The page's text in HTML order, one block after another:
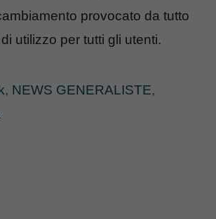
provocato da tutto
utilizzo per tutti gli utenti.
, NEWS GENERALISTE,